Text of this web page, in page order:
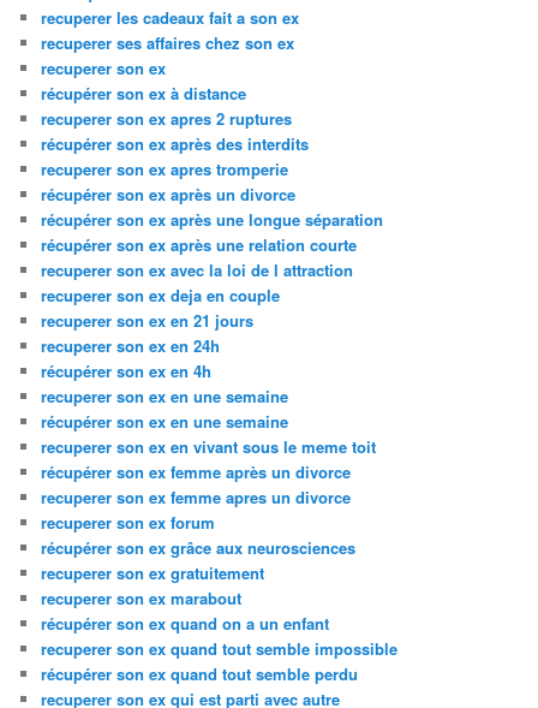
recuperer les cadeaux fait a son ex
recuperer ses affaires chez son ex
recuperer son ex
récupérer son ex à distance
recuperer son ex apres 2 ruptures
récupérer son ex après des interdits
recuperer son ex apres tromperie
récupérer son ex après un divorce
récupérer son ex après une longue séparation
récupérer son ex après une relation courte
recuperer son ex avec la loi de l attraction
recuperer son ex deja en couple
recuperer son ex en 21 jours
recuperer son ex en 24h
récupérer son ex en 4h
recuperer son ex en une semaine
récupérer son ex en une semaine
recuperer son ex en vivant sous le meme toit
récupérer son ex femme après un divorce
recuperer son ex femme apres un divorce
recuperer son ex forum
récupérer son ex grâce aux neurosciences
recuperer son ex gratuitement
recuperer son ex marabout
récupérer son ex quand on a un enfant
recuperer son ex quand tout semble impossible
récupérer son ex quand tout semble perdu
recuperer son ex qui est parti avec autre